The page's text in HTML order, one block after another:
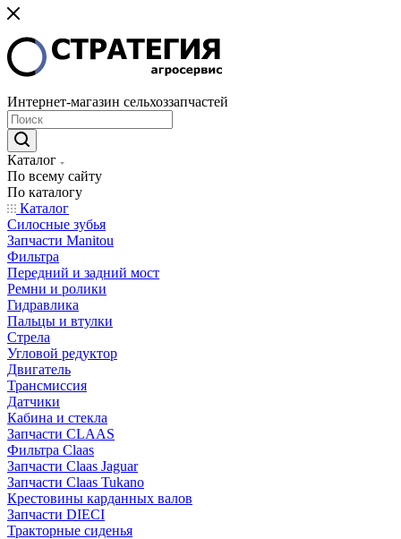
Интернет-магазин сельхоззапчастей
Каталог
По всему сайту
По каталогу
Каталог
Cилосные зубья
Запчасти Manitou
Фильтра
Передний и задний мост
Ремни и ролики
Гидравлика
Пальцы и втулки
Стрела
Угловой редуктор
Двигатель
Трансмиссия
Датчики
Кабина и стекла
Запчасти CLAAS
Фильтра Claas
Запчасти Claas Jaguar
Запчасти Claas Tukano
Крестовины карданных валов
Запчасти DIECI
Тракторные сиденья